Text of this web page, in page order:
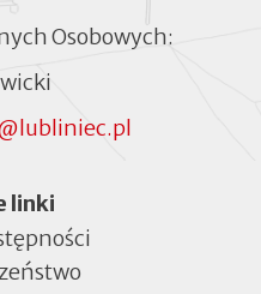
Osobowych:
linki